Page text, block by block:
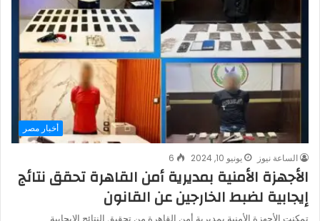
أخبار مصر
الساعة نيوز يونيو 10, 2024 6
الأجهزة الأمنية بمديرية أمن القاهرة تحقق نتائج
إيجابية لضبط الخارجين عن القانون